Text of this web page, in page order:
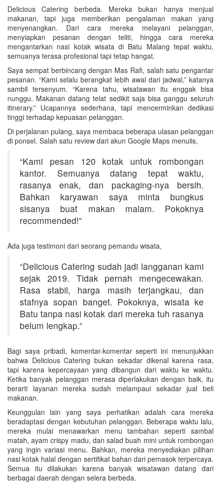
Delicious Catering berbeda. Mereka bukan hanya menjual
makanan, tapi juga memberikan pengalaman makan yang
menyenangkan. Dari cara mereka melayani pelanggan,
menyiapkan pesanan dengan teliti, hingga cara mereka
mengantarkan nasi kotak wisata di Batu Malang tepat waktu,
semuanya terasa profesional tapi tetap hangat.
Saya sempat berbincang dengan Mas Rafi, salah satu pengantar
pesanan. “Kami selalu berangkat lebih awal dari jadwal,” katanya
sambil tersenyum. “Karena tahu, wisatawan itu enggak bisa
nunggu. Makanan datang telat sedikit saja bisa ganggu seluruh
itinerary.” Ucapannya sederhana, tapi mencerminkan dedikasi
tinggi terhadap kepuasan pelanggan.
Di perjalanan pulang, saya membaca beberapa ulasan pelanggan
di ponsel. Salah satu review dari akun Google Maps menulis,
“Kami pesan 120 kotak untuk rombongan
kantor. Semuanya datang tepat waktu,
rasanya enak, dan packaging-nya bersih.
Bahkan karyawan saya minta bungkus
sisanya buat makan malam. Pokoknya
recommended!”
Ada juga testimoni dari seorang pemandu wisata,
“Delicious Catering sudah jadi langganan kami
sejak 2019. Tidak pernah mengecewakan.
Rasa stabil, harga masih terjangkau, dan
stafnya sopan banget. Pokoknya, wisata ke
Batu tanpa nasi kotak dari mereka tuh rasanya
belum lengkap.”
Bagi saya pribadi, komentar-komentar seperti ini menunjukkan
bahwa Delicious Catering bukan sekadar dikenal karena rasa,
tapi karena kepercayaan yang dibangun dari waktu ke waktu.
Ketika banyak pelanggan merasa diperlakukan dengan baik, itu
berarti layanan mereka sudah melampaui sekadar jual beli
makanan.
Keunggulan lain yang saya perhatikan adalah cara mereka
beradaptasi dengan kebutuhan pelanggan. Beberapa waktu lalu,
mereka mulai menawarkan menu tambahan seperti sambal
matah, ayam crispy madu, dan salad buah mini untuk rombongan
yang ingin variasi menu. Bahkan, mereka menyediakan pilihan
nasi kotak halal dengan sertifikat bahan dari pemasok terpercaya.
Semua itu dilakukan karena banyak wisatawan datang dari
berbagai daerah dengan selera berbeda.